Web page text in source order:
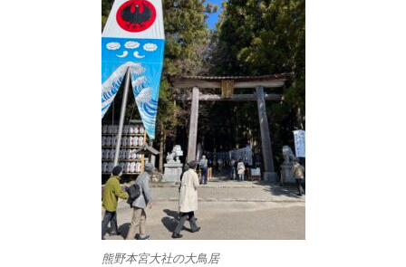
熊野本宮大社の大鳥居